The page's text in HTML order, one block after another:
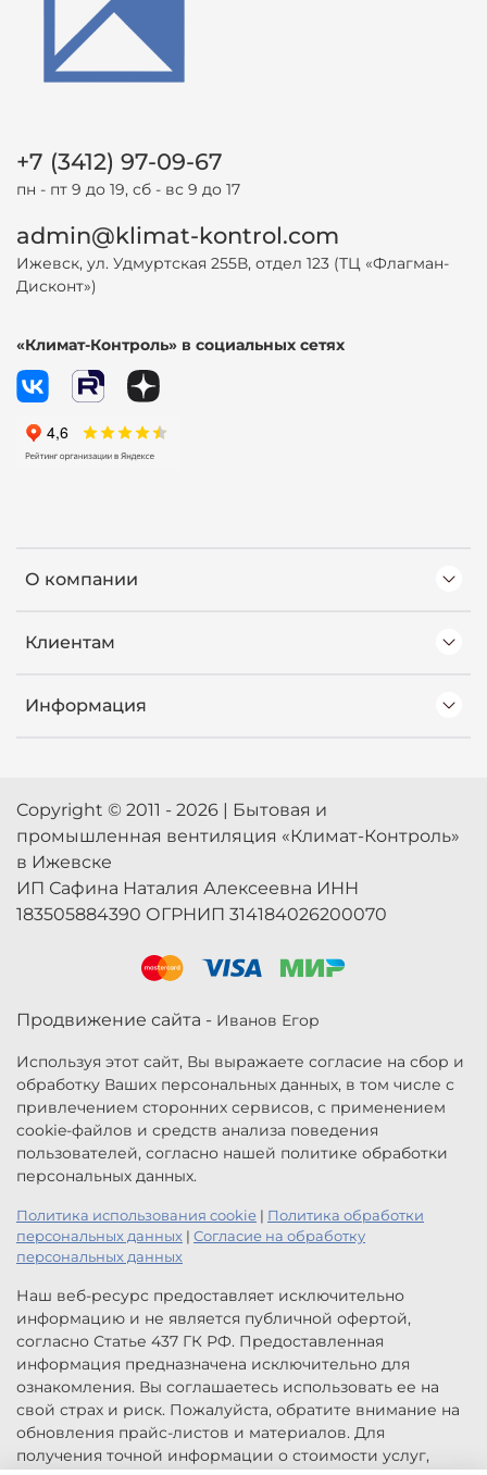
О компании
Клиентам
Информация
+7 (3412) 97-09-67
пн - пт 9 до 19, сб - вс 9 до 17
admin@klimat-kontrol.com
Ижевск, ул. Удмуртская 255В, отдел 123 (ТЦ «Флагман-
Дисконт»)
«Климат-Контроль» в социальных сетях
Copyright © 2011 - 2026 | Бытовая и
промышленная вентиляция «Климат-Контроль»
в Ижевске
ИП Сафина Наталия Алексеевна ИНН
183505884390 ОГРНИП 314184026200070
Продвижение сайта - Иванов Егор
Используя этот сайт, Вы выражаете согласие на сбор и
обработку Ваших персональных данных, в том числе с
привлечением сторонних сервисов, с применением
cookie-файлов и средств анализа поведения
пользователей, согласно нашей политике обработки
персональных данных.
Политика использования cookie | Политика обработки
персональных данных | Согласие на обработку
персональных данных
Наш веб-ресурс предоставляет исключительно
информацию и не является публичной офертой,
согласно Статье 437 ГК РФ. Предоставленная
информация предназначена исключительно для
ознакомления. Вы соглашаетесь использовать ее на
свой страх и риск. Пожалуйста, обратите внимание на
обновления прайс-листов и материалов. Для
получения точной информации о стоимости услуг,